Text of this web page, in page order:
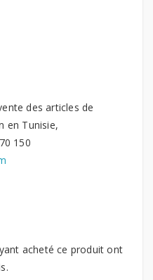
des articles de
en Tunisie,
150
acheté ce produit ont